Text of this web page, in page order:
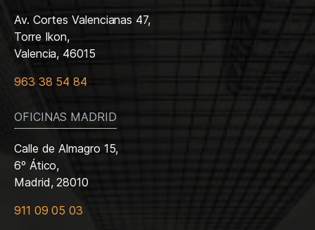
Av. Cortes Valencianas 47,
Torre Ikon,
Valencia, 46015
963 38 54 84
OFICINAS MADRID
Calle de Almagro 15,
6º Ático,
Madrid, 28010
911 09 05 03